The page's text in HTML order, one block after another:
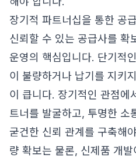
장기적 파트너십을 통한 공
신뢰할 수 있는 공급사를 확
운영의 핵심입니다. 단기적
이 불량하거나 납기를 지키
이 큽니다. 장기적인 관점에
트너를 발굴하고, 투명한 소
굳건한 신뢰 관계를 구축해
량 확보는 물론, 신제품 개